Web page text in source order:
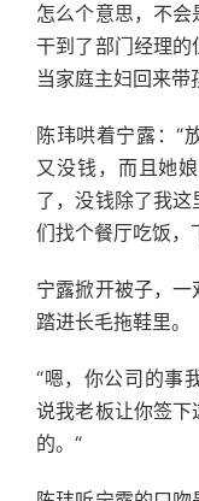
怎么个意思，不
干到了部门经理
当家庭主妇回来带
陈玮哄着宁露：“
又没钱，而且她
了，没钱除了我
们找个餐厅吃饭，
宁露掀开被子，
踏进长毛拖鞋里。
“嗯，你公司的事
说我老板让你签
的。“